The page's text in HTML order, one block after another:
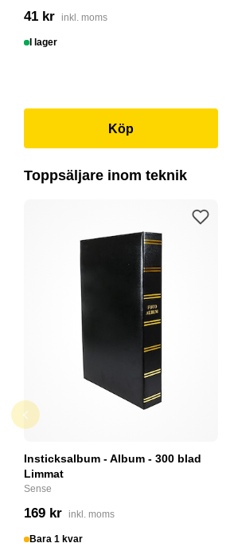
41 kr inkl. moms
I lager
Köp
Toppsäljare inom teknik
Insticksalbum - Album - 300 blad
Limmat
Sense
169 kr inkl. moms
Bara 1 kvar